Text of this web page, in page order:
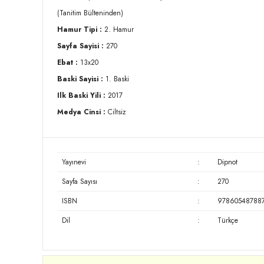
(Tanitim Bülteninden)
Hamur Tipi : 2. Hamur
Sayfa Sayisi : 270
Ebat : 13x20
Baski Sayisi : 1. Baski
Ilk Baski Yili : 2017
Medya Cinsi : Ciltsiz
Yayınevi :
Dipnot
Sayfa Sayısı
:
270
ISBN
:
Dil
: Türkçe